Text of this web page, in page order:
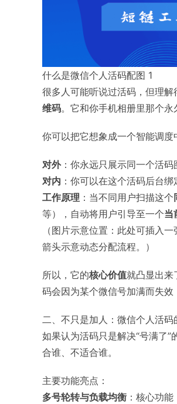
什么是微信个人活码配图 1
很多人可能听说过活码，但理解
维码。它和你手机相册里那个永
你可以把它想象成一个智能调度
对外：你永远只展示同一个活码
对内 ：你可以在这个活码后台
工作原理 ：当不同用户扫描这个
等），自动将用户引导至一个当
（图片示意位置：此处可插入
箭头示意动态分配流程。）
所以，它的核心价值就凸显出来
码会因为某个微信号加满而失效
二、不只是加人：微信个人活
如果认为活码只是解决“号满了
合谁、不适合谁。
主要功能亮点：
多号轮转与负载均衡 ：核心功